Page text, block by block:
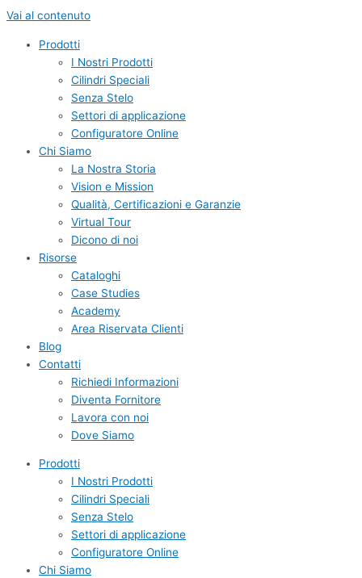
Vai al contenuto
Prodotti
I Nostri Prodotti
Cilindri Speciali
Senza Stelo
Settori di applicazione
Configuratore Online
Chi Siamo
La Nostra Storia
Vision e Mission
Qualità, Certificazioni e Garanzie
Virtual Tour
Dicono di noi
Risorse
Cataloghi
Case Studies
Academy
Area Riservata Clienti
Blog
Contatti
Richiedi Informazioni
Diventa Fornitore
Lavora con noi
Dove Siamo
Prodotti
I Nostri Prodotti
Cilindri Speciali
Senza Stelo
Settori di applicazione
Configuratore Online
Chi Siamo